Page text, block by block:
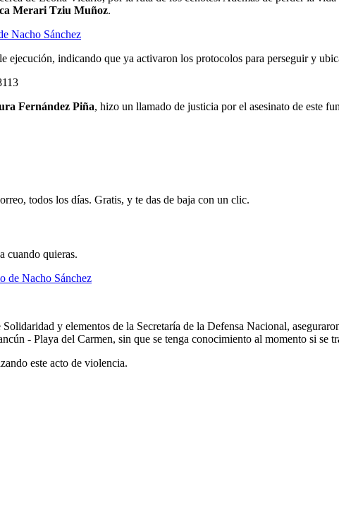
Merari Tziu Muñoz.
Nacho Sánchez
ejecución, indicando que ya activaron los protocolos para perseguir y
Fernández Piña, hizo un llamado de justicia por el asesinato de este
todos los días. Gratis, y te das de baja con un clic.
cuando quieras.
de Nacho Sánchez
y elementos de la Secretaría de la Defensa Nacional,
- Playa del Carmen, sin que se tenga conocimiento al momento si se
este acto de violencia.